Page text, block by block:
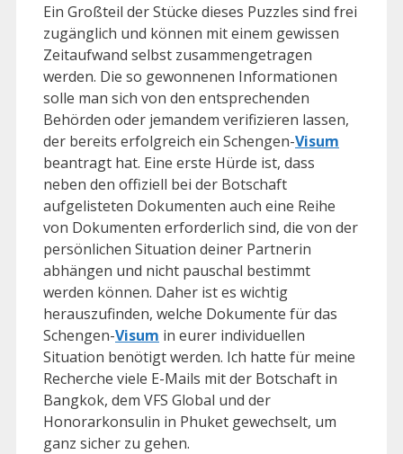
Ein Großteil der Stücke dieses Puzzles sind frei
zugänglich und können mit einem gewissen
Zeitaufwand selbst zusammengetragen
werden. Die so gewonnenen Informationen
solle man sich von den entsprechenden
Behörden oder jemandem verifizieren lassen,
der bereits erfolgreich ein Schengen-Visum
beantragt hat. Eine erste Hürde ist, dass
neben den offiziell bei der Botschaft
aufgelisteten Dokumenten auch eine Reihe
von Dokumenten erforderlich sind, die von der
persönlichen Situation deiner Partnerin
abhängen und nicht pauschal bestimmt
werden können. Daher ist es wichtig
herauszufinden, welche Dokumente für das
Schengen-Visum in eurer individuellen
Situation benötigt werden. Ich hatte für meine
Recherche viele E-Mails mit der Botschaft in
Bangkok, dem VFS Global und der
Honorarkonsulin in Phuket gewechselt, um
ganz sicher zu gehen.